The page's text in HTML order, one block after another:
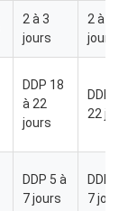
2 à 3
jours
2 à 3
jours
DDP 18
à 22
jours
DDP 18
22 jours
DDP 5 à
7 jours
DDP 5 à
7 jours